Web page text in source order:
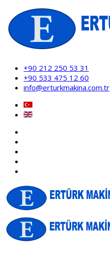
+90 212 250 53 31
+90 533 475 12 60
info@erturkmakina.com.tr